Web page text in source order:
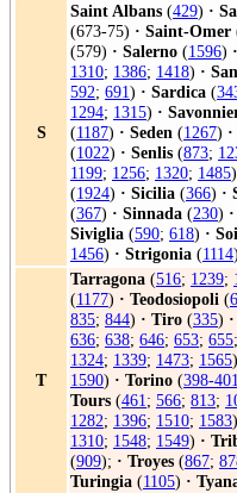
S
Saint Albans (429) ·
(673-75) · Saint-Omer
(579) · Salerno (1596) ·
1310; 1386; 1418) ·
592; 691) · Sardica (
1294; 1315) ·
(1187) · Seden (1267) ·
(1022) · Senlis (873;
1199; 1256; 1320; 1485)
(1924) · Sicilia (366) ·
(367) · Sinnada (230) ·
Siviglia (590; 618) ·
1456) · Strigonia (1114)
T
Tarragona (516; 1239;
(1177) · Teodosiopoli (
835; 844) · Tiro (335) ·
636; 638; 646; 653; 655;
1324; 1339; 1473; 1565)
1590) · Torino (398-401
Tours (461; 566; 813;
1282; 1396; 1510; 1583)
1310; 1548; 1549) ·
(909); · Troyes (867;
Turingia (1105) ·